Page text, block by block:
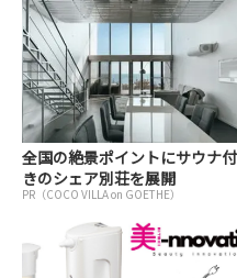
全国の絶景ポイントにサウナ付
きのシェア別荘を展開
PR（COCO VILLA on GOETHE）